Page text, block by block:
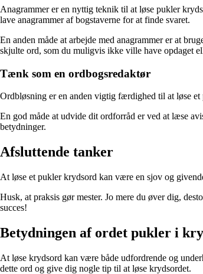
Anagrammer er en nyttig teknik til at løse pukler
lave anagrammer af bogstaverne for at finde svaret.
En anden måde at arbejde med anagrammer er at
skjulte ord, som du muligvis ikke ville have opdaget
Tænk som en ordbogsredaktør
Ordbløsning er en anden vigtig færdighed til at løse
En god måde at udvide dit ordforråd er ved at læse
betydninger.
Afsluttende tanker
At løse et pukler krydsord kan være en sjov og
Husk, at praksis gør mester. Jo mere du øver dig,
succes!
Betydningen af ​​ordet pukler i
At løse krydsord kan være både udfordrende og
dette ord og give dig nogle tip til at løse krydsordet.